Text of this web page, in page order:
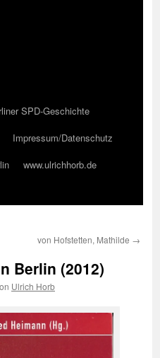
SPD-Geschichte
Impressum/Datenschutz
www.ulrichhorb.de
von Hofstetten, Mathilde →
Berlin (2012)
Ulrich Horb